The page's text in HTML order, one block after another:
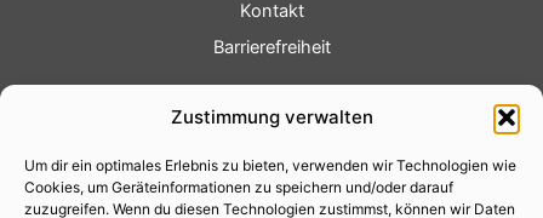
Zustimmung verwalten
Um dir ein optimales Erlebnis zu bieten, verwenden wir Technologien wie
Cookies, um Geräteinformationen zu speichern und/oder darauf
zuzugreifen. Wenn du diesen Technologien zustimmst, können wir Daten
Kontakt
Barrierefreiheit
Fotoservice
Videoservice
Werbung